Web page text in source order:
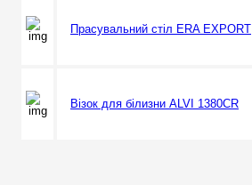
Прасувальний стіл ERA EXPORT
Візок для білизни ALVI 1380CR